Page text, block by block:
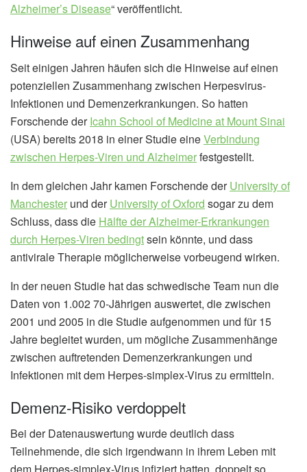
Alzheimer’s Disease“ veröffentlicht.
Hinweise auf einen Zusammenhang
Seit einigen Jahren häufen sich die Hinweise auf einen
potenziellen Zusammenhang zwischen Herpesvirus-
Infektionen und Demenzerkrankungen. So hatten
Forschende derIcahn School of Medicine at Mount Sinai
(USA) bereits 2018 in einer Studie eineVerbindung
zwischen Herpes-Viren und Alzheimerfestgestellt.
In dem gleichen Jahr kamen Forschende derUniversity of
Manchester und derUniversity of Oxford sogar zu dem
Schluss, dass die Hälfte der Alzheimer-Erkrankungen
durch Herpes-Viren bedingtsein könnte, und dass
antivirale Therapie möglicherweise vorbeugend wirken.
In der neuen Studie hat das schwedische Team nun die
Daten von 1.002 70-Jährigen auswertet, die zwischen
2001 und 2005 in die Studie aufgenommen und für 15
Jahre begleitet wurden, um mögliche Zusammenhänge
zwischen auftretenden Demenzerkrankungen und
Infektionen mit dem Herpes-simplex-Virus zu ermitteln.
Demenz-Risiko verdoppelt
Bei der Datenauswertung wurde deutlich dass
Teilnehmende, die sich irgendwann in ihrem Leben mit